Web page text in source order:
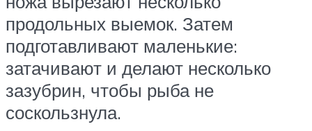
продольных выемок. Затем
подготавливают маленькие:
затачивают и делают несколько
зазубрин, чтобы рыба не
соскользнула.